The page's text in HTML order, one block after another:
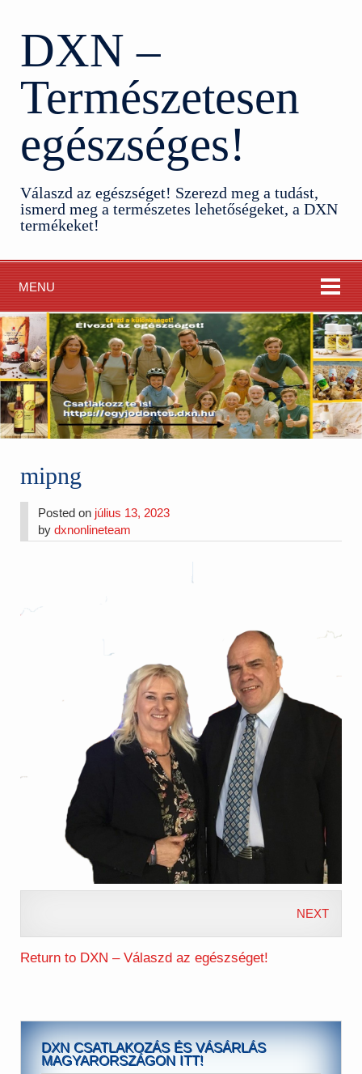
DXN –
Természetesen
egészséges!
Válaszd az egészséget! Szerezd meg a tudást,
ismerd meg a természetes lehetőségeket, a DXN
termékeket!
MENU
mipng
Posted on július 13, 2023
bydxnonlineteam
NEXT
Return to DXN – Válaszd az egészséget!
DXN CSATLAKOZÁS ÉS VÁSÁRLÁS
MAGYARORSZÁGON ITT!